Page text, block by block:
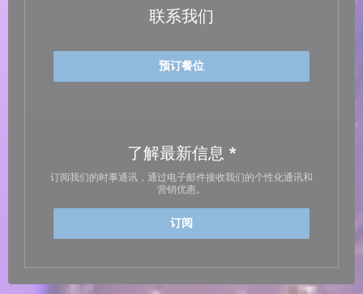
联系我们
预订餐位
了解最新信息 *
订阅我们的时事通讯，通过电子邮件接收我们的个性化通讯和
营销优惠。
订阅